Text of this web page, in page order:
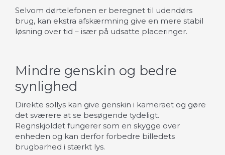
Selvom dørtelefonen er beregnet til udendørs
brug, kan ekstra afskærmning give en mere stabil
løsning over tid – især på udsatte placeringer.
Mindre genskin og bedre
synlighed
Direkte sollys kan give genskin i kameraet og gøre
det sværere at se besøgende tydeligt.
Regnskjoldet fungerer som en skygge over
enheden og kan derfor forbedre billedets
brugbarhed i stærkt lys.